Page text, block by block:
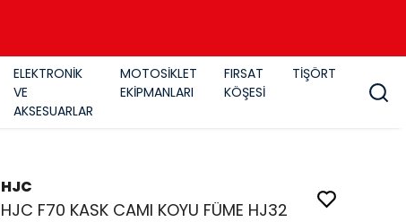
ELEKTRONİK
VE
AKSESUARLAR
MOTOSİKLET
EKİPMANLARI
FIRSAT
KÖŞESİ
TİŞÖRT
HJC
HJC F70 KASK CAMI KOYU FÜME HJ32